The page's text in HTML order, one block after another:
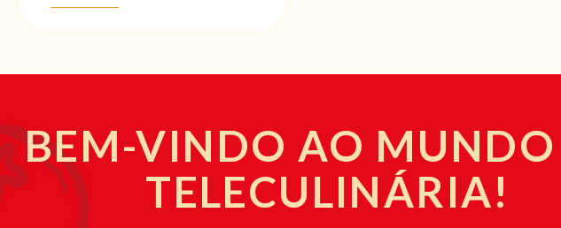
BEM-VINDO AO
TELECULINÁRIA!